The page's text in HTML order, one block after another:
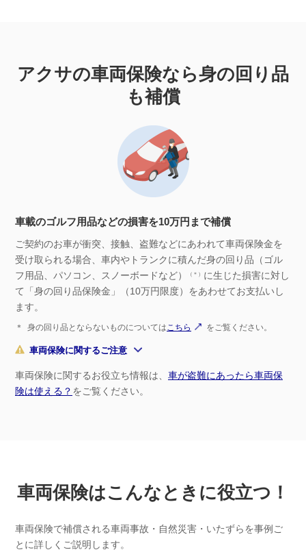
アクサの車両保険なら身の回り品
も補償
車載のゴルフ用品などの損害を10万円まで補償
ご契約のお車が衝突、接触、盗難などにあわれて車両保険金を
受け取られる場合、車内やトランクに積んだ身の回り品（ゴル
フ用品、パソコン、スノーボードなど）
（＊） に生じた損害に対し
て「身の回り品保険金」（10万円限度）をあわせてお支払いし
ます。
＊ 身の回り品とならないものについてはこちら をご覧ください。
車両保険に関するご注意
車両保険に関するお役立ち情報は、 車が盗難にあったら車両保
険は使える？ をご覧ください。
車両保険はこんなときに役立つ！
車両保険で補償される車両事故・自然災害・いたずらを事例ご
とに詳しくご説明します。